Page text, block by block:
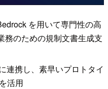
を用いて専門性の高
務のための規制文書生成支
連携し、素早いプロトタイ
活用